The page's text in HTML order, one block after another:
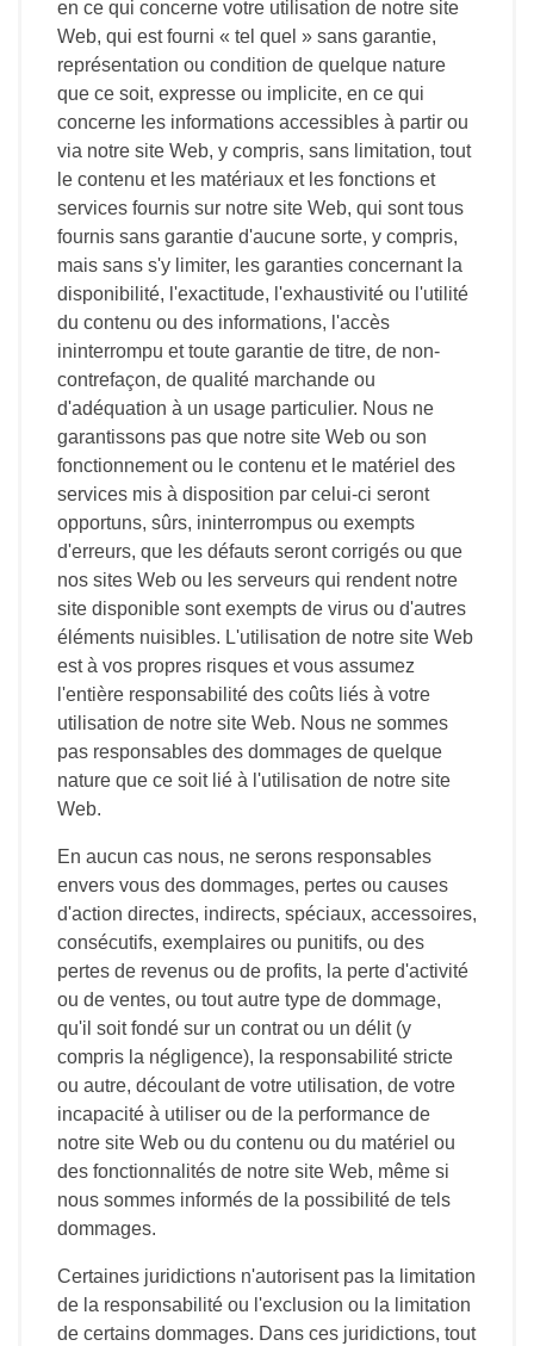
en ce qui concerne votre utilisation de notre site
Web, qui est fourni « tel quel » sans garantie,
représentation ou condition de quelque nature
que ce soit, expresse ou implicite, en ce qui
concerne les informations accessibles à partir ou
via notre site Web, y compris, sans limitation, tout
le contenu et les matériaux et les fonctions et
services fournis sur notre site Web, qui sont tous
fournis sans garantie d'aucune sorte, y compris,
mais sans s'y limiter, les garanties concernant la
disponibilité, l'exactitude, l'exhaustivité ou l'utilité
du contenu ou des informations, l'accès
ininterrompu et toute garantie de titre, de non-
contrefaçon, de qualité marchande ou
d'adéquation à un usage particulier. Nous ne
garantissons pas que notre site Web ou son
fonctionnement ou le contenu et le matériel des
services mis à disposition par celui-ci seront
opportuns, sûrs, ininterrompus ou exempts
d'erreurs, que les défauts seront corrigés ou que
nos sites Web ou les serveurs qui rendent notre
site disponible sont exempts de virus ou d'autres
éléments nuisibles. L'utilisation de notre site Web
est à vos propres risques et vous assumez
l'entière responsabilité des coûts liés à votre
utilisation de notre site Web. Nous ne sommes
pas responsables des dommages de quelque
nature que ce soit lié à l'utilisation de notre site
Web.
En aucun cas nous, ne serons responsables
envers vous des dommages, pertes ou causes
d'action directes, indirects, spéciaux, accessoires,
consécutifs, exemplaires ou punitifs, ou des
pertes de revenus ou de profits, la perte d'activité
ou de ventes, ou tout autre type de dommage,
qu'il soit fondé sur un contrat ou un délit (y
compris la négligence), la responsabilité stricte
ou autre, découlant de votre utilisation, de votre
incapacité à utiliser ou de la performance de
notre site Web ou du contenu ou du matériel ou
des fonctionnalités de notre site Web, même si
nous sommes informés de la possibilité de tels
dommages.
Certaines juridictions n'autorisent pas la limitation
de la responsabilité ou l'exclusion ou la limitation
de certains dommages. Dans ces juridictions, tout